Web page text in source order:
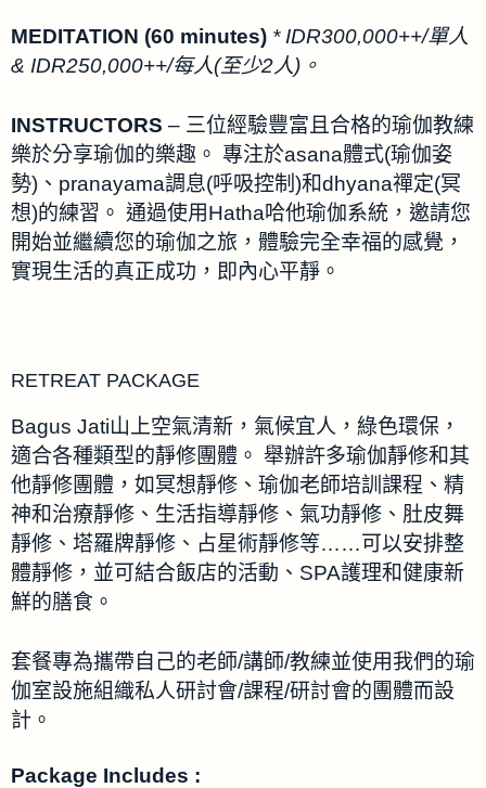
MEDITATION (60 minutes) * IDR300,000++/單人
& IDR250,000++/每人(至少2人)。
INSTRUCTORS – 三位經驗豐富且合格的瑜伽教練
樂於分享瑜伽的樂趣。 專注於asana體式(瑜伽姿
勢)、pranayama調息(呼吸控制)和dhyana禪定(冥
想)的練習。 通過使用Hatha哈他瑜伽系統，邀請您
開始並繼續您的瑜伽之旅，體驗完全幸福的感覺，
實現生活的真正成功，即內心平靜。
RETREAT PACKAGE
Bagus Jati山上空氣清新，氣候宜人，綠色環保，
適合各種類型的靜修團體。 舉辦許多瑜伽靜修和其
他靜修團體，如冥想靜修、瑜伽老師培訓課程、精
神和治療靜修、生活指導靜修、氣功靜修、肚皮舞
靜修、塔羅牌靜修、占星術靜修等……可以安排整
體靜修，並可結合飯店的活動、SPA護理和健康新
鮮的膳食。
套餐專為攜帶自己的老師/講師/教練並使用我們的瑜
伽室設施組織私人研討會/課程/研討會的團體而設
計。
Package Includes :